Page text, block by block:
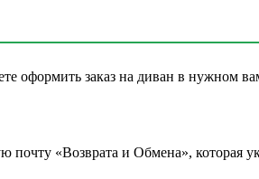
оформить заказ на диван в нужном
«Возврата и Обмена», которая